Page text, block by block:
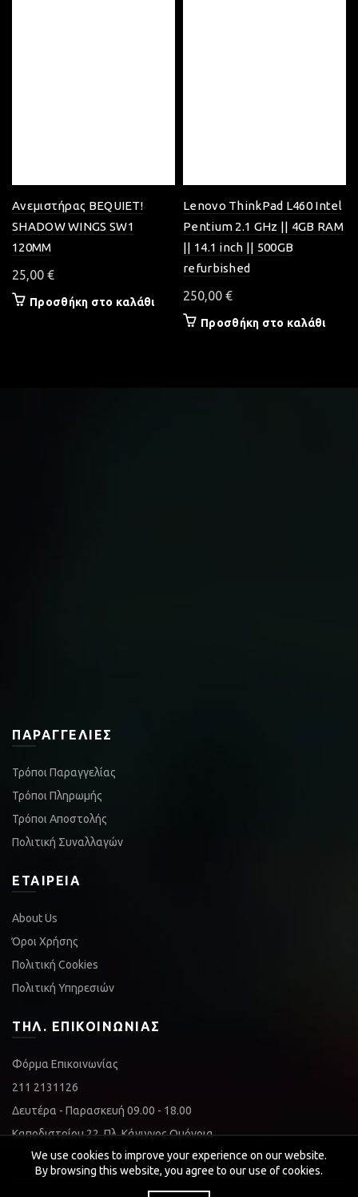
Ανεμιστήρας BEQUIET!
SHADOW WINGS SW1
120MM
25,00 €
Προσθήκη στο καλάθι
Lenovo ThinkPad L460 Intel
Pentium 2.1 GHz || 4GB RAM
|| 14.1 inch || 500GB
refurbished
250,00 €
Προσθήκη στο καλάθι
ΠΑΡΑΓΓΕΛΊΕΣ
Τρόποι Παραγγελίας
Τρόποι Πληρωμής
Τρόποι Αποστολής
Πολιτική Συναλλαγών
ΕΤΑΙΡΕΊΑ
About Us
Όροι Χρήσης
Πολιτική Cookies
Πολιτική Υπηρεσιών
ΤΗΛ. ΕΠΙΚΟΙΝΩΝΊΑΣ
Φόρμα Επικοινωνίας
211 2131126
Δευτέρα - Παρασκευή 09.00 - 18.00
Καποδιστρίου 22, Πλ. Κάνιγγος Ομόνοια
We use cookies to improve your experience on our website.
By browsing this website, you agree to our use of cookies.